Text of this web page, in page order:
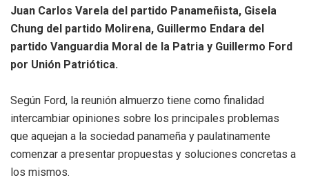
Juan Carlos Varela del partido Panameñista, Gisela
Chung del partido Molirena, Guillermo Endara del
partido Vanguardia Moral de la Patria y Guillermo Ford
por Unión Patriótica.
Según Ford, la reunión almuerzo tiene como finalidad
intercambiar opiniones sobre los principales problemas
que aquejan a la sociedad panameña y paulatinamente
comenzar a presentar propuestas y soluciones concretas a
los mismos.